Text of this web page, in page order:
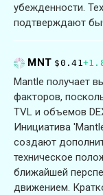
убежденности.
подтверждают
MNT $0.41
Mantle получает
факторов,
TVL и объемов
Инициатива
создают
техническое
ближайшей
движением.